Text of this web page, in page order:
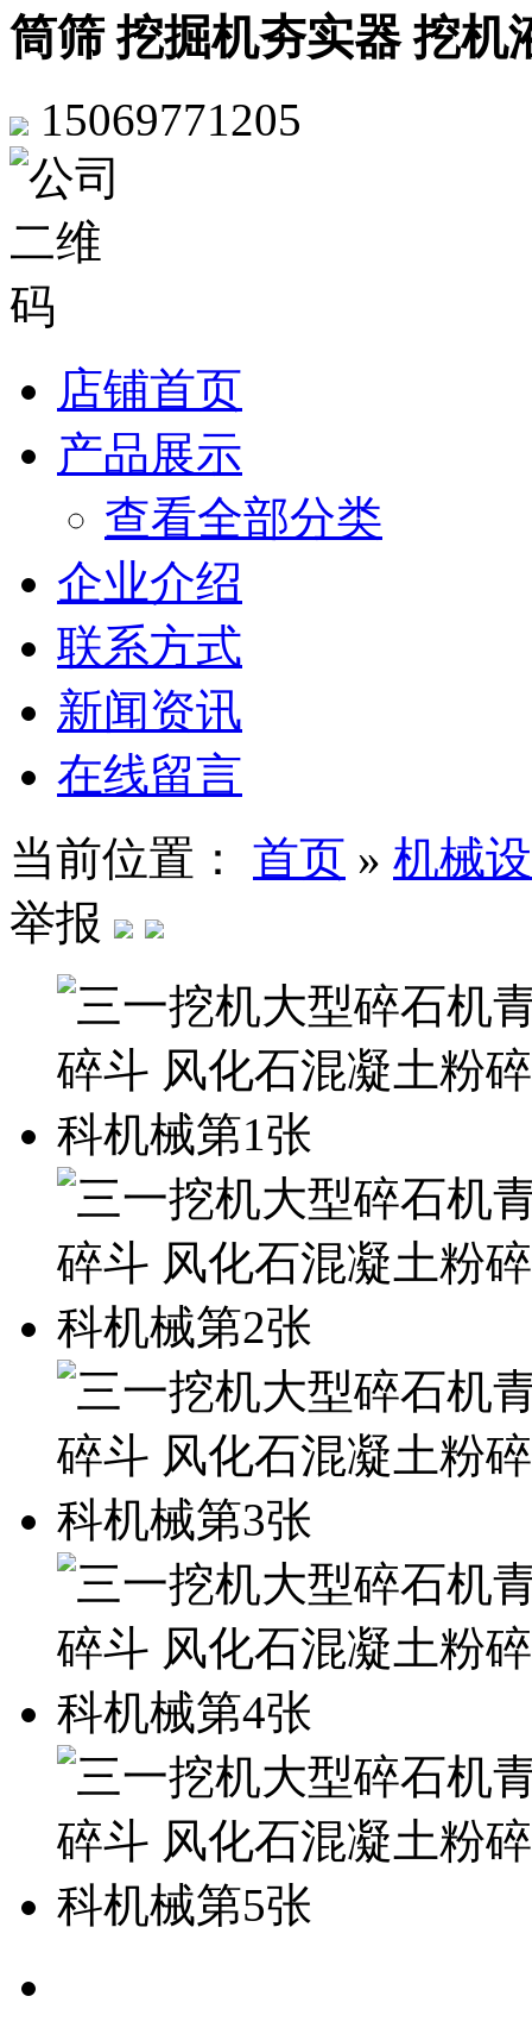
筒筛 挖掘机夯实器 挖机
15069771205
店铺首页
产品展示
查看全部分类
企业介绍
联系方式
新闻资讯
在线留言
当前位置： 首页 » 机械
举报